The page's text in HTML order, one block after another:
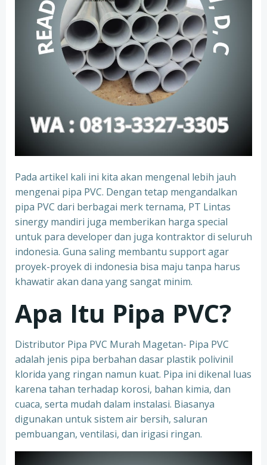
Pada artikel kali ini kita akan mengenal lebih jauh
mengenai pipa PVC. Dengan tetap mengandalkan
pipa PVC dari berbagai merk ternama, PT Lintas
sinergy mandiri juga memberikan harga special
untuk para developer dan juga kontraktor di seluruh
indonesia. Guna saling membantu support agar
proyek-proyek di indonesia bisa maju tanpa harus
khawatir akan dana yang sangat minim.
Apa Itu Pipa PVC?
Distributor Pipa PVC Murah Magetan- Pipa PVC
adalah jenis pipa berbahan dasar plastik polivinil
klorida yang ringan namun kuat. Pipa ini dikenal luas
karena tahan terhadap korosi, bahan kimia, dan
cuaca, serta mudah dalam instalasi. Biasanya
digunakan untuk sistem air bersih, saluran
pembuangan, ventilasi, dan irigasi ringan.